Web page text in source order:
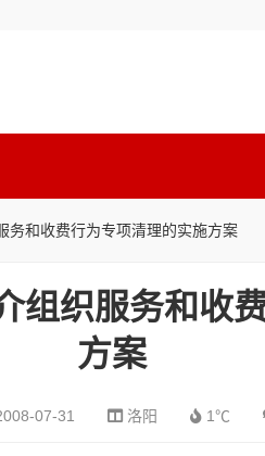
务和收费行为专项清理的实施方案
组织服务和收
方案
07-31 洛阳 1℃